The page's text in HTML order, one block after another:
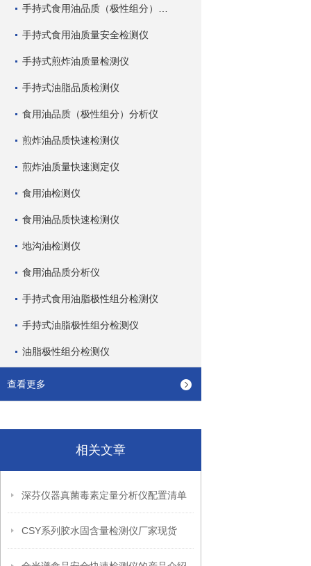
手持式食用油质量安全检测仪
手持式煎炸油质量检测仪
手持式油脂品质检测仪
食用油品质（极性组分）分析仪
煎炸油品质快速检测仪
煎炸油质量快速测定仪
食用油检测仪
食用油品质快速检测仪
地沟油检测仪
食用油品质分析仪
手持式食用油脂极性组分检测仪
手持式油脂极性组分检测仪
油脂极性组分检测仪
查看更多
相关文章
深芬仪器真菌毒素定量分析仪配置清单
CSY系列胶水固含量检测仪厂家现货